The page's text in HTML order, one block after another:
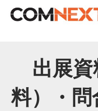
出展
料）・